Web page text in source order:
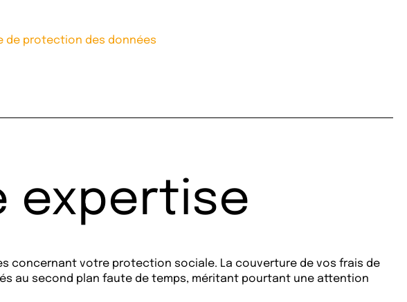
de protection des données
expertise
concernant votre protection sociale. La couverture de vos frais de
au second plan faute de temps, méritant pourtant une attention